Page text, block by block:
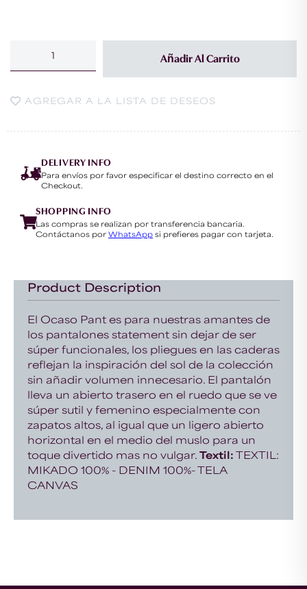
Añadir Al Carrito
AGREGAR A LA LISTA DE DESEOS
DELIVERY INFO
Para envíos por favor especificar el destino correcto en el
Checkout.
SHOPPING INFO
Las compras se realizan por transferencia bancaria.
Contáctanos por WhatsApp si prefieres pagar con tarjeta.
Product Description
El Ocaso Pant es para nuestras amantes de
los pantalones statement sin dejar de ser
súper funcionales, los pliegues en las caderas
reflejan la inspiración del sol de la colección
sin añadir volumen innecesario. El pantalón
lleva un abierto trasero en el ruedo que se ve
súper sutil y femenino especialmente con
zapatos altos, al igual que un ligero abierto
horizontal en el medio del muslo para un
toque divertido mas no vulgar. Textil: TEXTIL:
MIKADO 100% - DENIM 100%- TELA
CANVAS